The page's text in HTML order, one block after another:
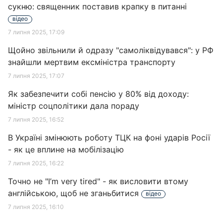
сукню: священник поставив крапку в питанні
відео
7 липня 2025, 17:09
Щойно звільнили й одразу "самоліквідувався": у РФ
знайшли мертвим ексміністра транспорту
7 липня 2025, 17:07
Як забезпечити собі пенсію у 80% від доходу:
міністр соцполітики дала пораду
7 липня 2025, 16:52
В Україні змінюють роботу ТЦК на фоні ударів Росії
- як це вплине на мобілізацію
7 липня 2025, 16:22
Точно не "I’m very tired" - як висловити втому
англійською, щоб не зганьбитися
відео
7 липня 2025, 16:10